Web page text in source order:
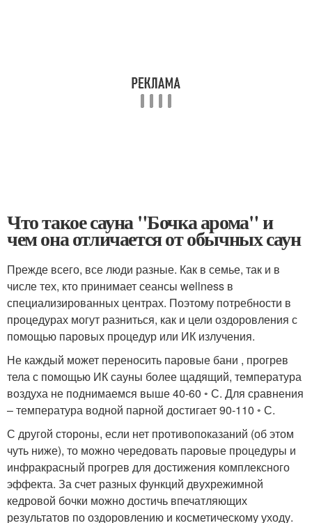
Что такое сауна "Бочка арома" и
чем она отличается от обычных саун
Прежде всего, все люди разные. Как в семье, так и в
числе тех, кто принимает сеансы wellness в
специализированных центрах. Поэтому потребности в
процедурах могут разниться, как и цели оздоровления с
помощью паровых процедур или ИК излучения.
Не каждый может переносить паровые бани , прогрев
тела с помощью ИК сауны более щадящий, температура
воздуха не поднимаемся выше 40-60 ◦ С. Для сравнения
– температура водной парной достигает 90-110 ◦ С.
С другой стороны, если нет противопоказаний (об этом
чуть ниже), то можно чередовать паровые процедуры и
инфракрасный прогрев для достижения комплексного
эффекта. За счет разных функций двухрежимной
кедровой бочки можно достичь впечатляющих
результатов по оздоровлению и косметическому уходу.